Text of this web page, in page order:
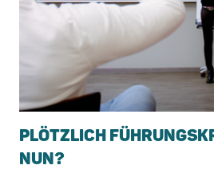
PLÖTZLICH
NUN?